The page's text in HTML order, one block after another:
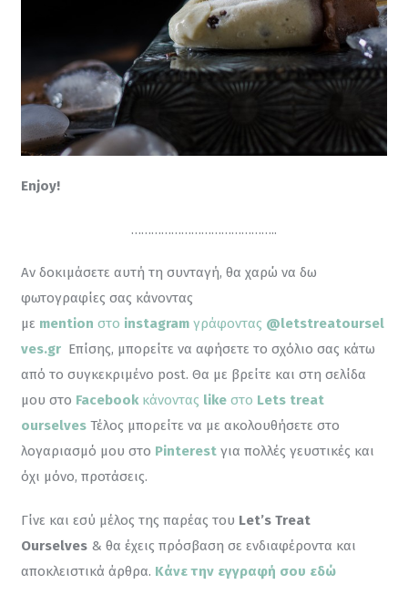
Enjoy!
……………………………………..
Αν δοκιμάσετε αυτή τη συνταγή, θα χαρώ να δω
φωτογραφίες σας κάνοντας
με mention στο instagram γράφοντας @letstreatoursel
ves.gr Επίσης, μπορείτε να αφήσετε το σχόλιο σας κάτω
από το συγκεκριμένο post. Θα με βρείτε και στη σελίδα
μου στο Facebook κάνοντας like στο Lets treat
ourselves Τέλος μπορείτε να με ακολουθήσετε στο
λογαριασμό μου στο Pinterest για πολλές γευστικές και
όχι μόνο, προτάσεις.
Γίνε και εσύ μέλος της παρέας του Let’s Treat
Ourselves & θα έχεις πρόσβαση σε ενδιαφέροντα και
αποκλειστικά άρθρα. Κάνε την εγγραφή σου εδώ